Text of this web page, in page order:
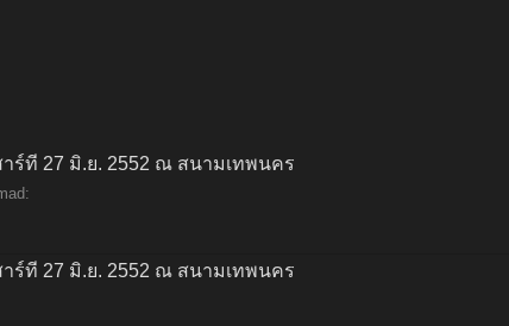
าร์ที่ 27 มิ.ย. 2552 ณ สนามเทพนคร
าร์ที่ 27 มิ.ย. 2552 ณ สนามเทพนคร